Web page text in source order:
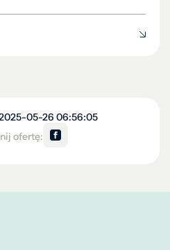
05-26 06:56:05
ofertę: